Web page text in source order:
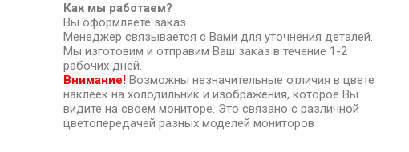
Как мы работаем?
Вы оформляете заказ.
Менеджер связывается с Вами для уточнения деталей.
Мы изготовим и отправим Ваш заказ в течение 1-2
рабочих дней.
Внимание! Возможны незначительные отличия в цвете
наклеек на холодильник и изображения, которое Вы
видите на своем мониторе. Это связано с различной
цветопередачей разных моделей мониторов